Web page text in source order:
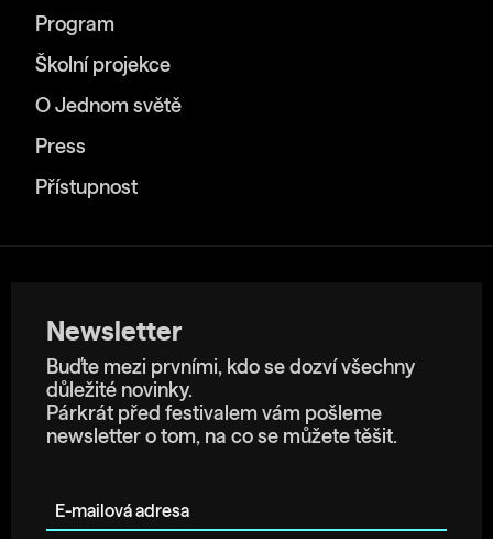
Program
Školní projekce
O Jednom světě
Press
Přístupnost
Newsletter
Buďte mezi prvními, kdo se dozví všechny
důležité novinky.
Párkrát před festivalem vám pošleme
newsletter o tom, na co se můžete těšit.